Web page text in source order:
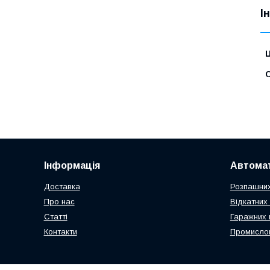
Інформація
Доставка
Про нас
Статті
Контакти
Відкатних
Гаражних